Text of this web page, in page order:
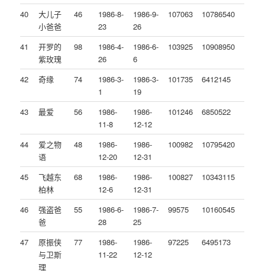
40
大儿子
小爸爸
46
1986-8-
23
1986-9-
26
107063 10786540
41
开罗的
紫玫瑰
98
1986-4-
26
1986-6-
6
103925 10908950
42 奇缘 74
1986-3-
1
1986-3-
19
101735 6412145
43 最爱 56
1986-
11-8
1986-
12-12
101246 6850522
44
爱之物
语
48
1986-
12-20
1986-
12-31
100982 10795420
45
飞越东
柏林
68
1986-
12-6
1986-
12-31
100827 10343115
46
强盗爸
爸
55
1986-6-
28
1986-7-
25
99575 10160545
47
原振侠
与卫斯
理
77
1986-
11-22
1986-
12-12
97225 6495173